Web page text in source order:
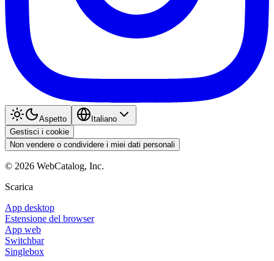
Aspetto
Italiano
Gestisci i cookie
Non vendere o condividere i miei dati personali
© 2026 WebCatalog, Inc.
Scarica
App desktop
Estensione del browser
App web
Switchbar
Singlebox